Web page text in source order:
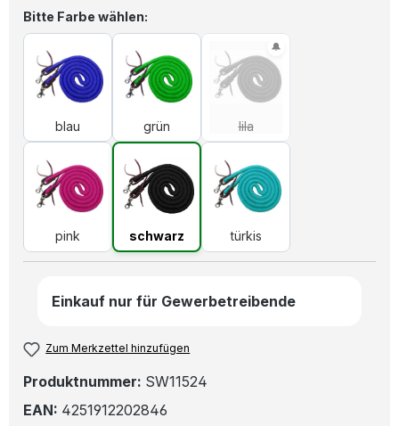
Bitte Farbe wählen:
blau
blau
grün
grün
lila
lila
(Diese Option ist zurzeit
pink
pink
schwarz
schwarz
türkis
türkis
Einkauf nur für Gewerbetreibende
Zum Merkzettel hinzufügen
Produktnummer: SW11524
EAN: 4251912202846